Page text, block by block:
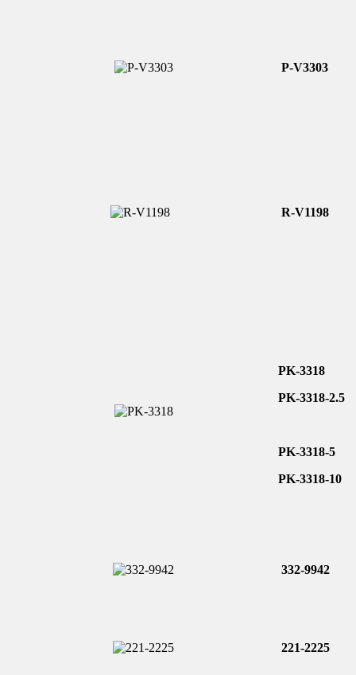
P-V3303
R-V1198
PK-3318
PK-3318-2.5
PK-3318-5
PK-3318-10
332-9942
221-2225